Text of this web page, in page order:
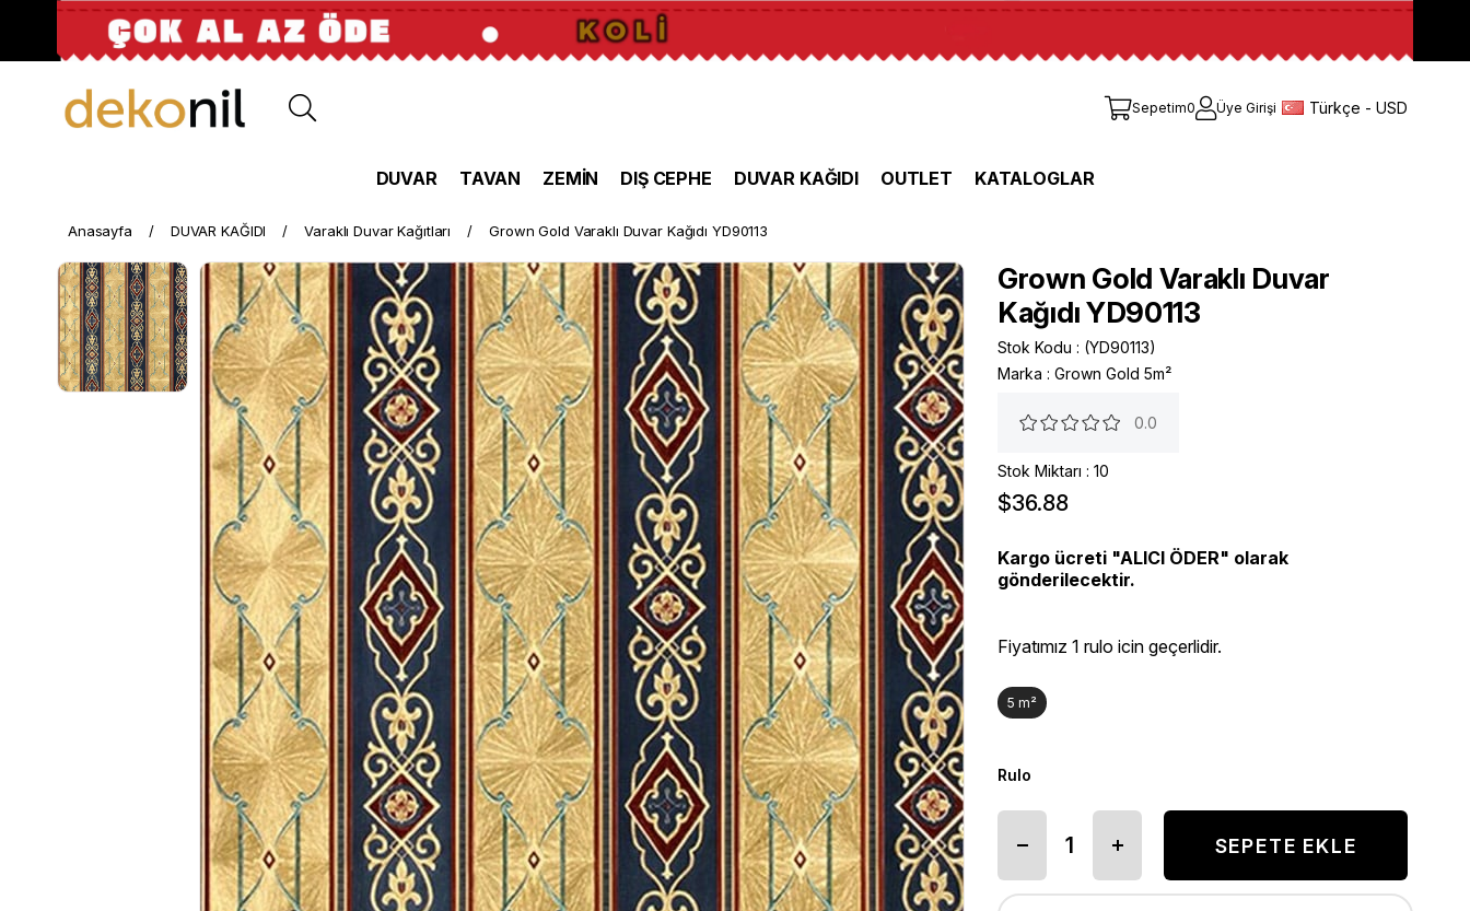
Sepetim0 Üye Girişi Türkçe - USD
DUVAR TAVAN ZEMİN DIŞ CEPHE DUVAR KAĞIDI OUTLET KATALOGLAR
Anasayfa DUVAR KAĞIDI Varaklı Duvar Kağıtları Grown Gold Varaklı Duvar Kağıdı YD90113
Grown Gold Varaklı Duvar
Kağıdı YD90113
Stok Kodu
(YD90113)
Marka : Grown Gold 5m²
0.0
Stok Miktarı : 10
$36.88
Kargo ücreti "ALICI ÖDER" olarak
gönderilecektir.
Fiyatımız 1 rulo icin geçerlidir.
5 m²
Rulo